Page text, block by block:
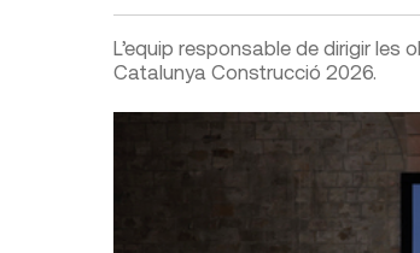
L’equip responsable de dirigir les
Catalunya Construcció 2026.